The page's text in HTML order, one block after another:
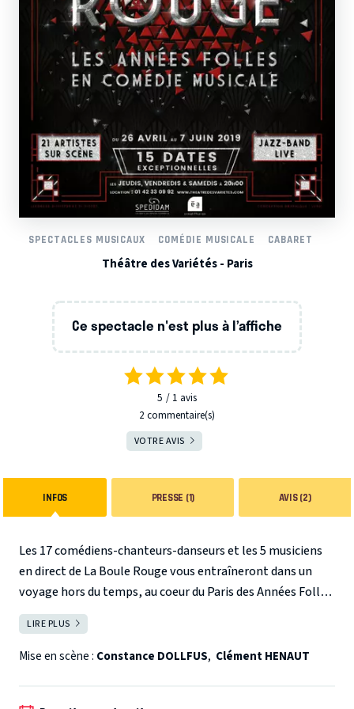
SPECTACLES MUSICAUX COMÉDIE MUSICALE CABARET
Théâtre des Variétés - Paris
Ce spectacle n'est plus à l’affiche
5 1 avis
2 commentaire(s)
VOTRE AVIS
INFOS PRESSE (1) AVIS (2)
Les 17 comédiens-chanteurs-danseurs et les 5 musiciens
en direct de La Boule Rouge vous entraîneront dans un
voyage hors du temps, au coeur du Paris des Années Folles
!Un soir de novembre 1925, Charles et ses amis de
toujours errent dans les rues de Paris. Une fois de plus ils
terminent leur course au comptoir de la Taverne du Baron,
LIRE PLUS
Mise en scène : Constance DOLLFUS, Clément HENAUT